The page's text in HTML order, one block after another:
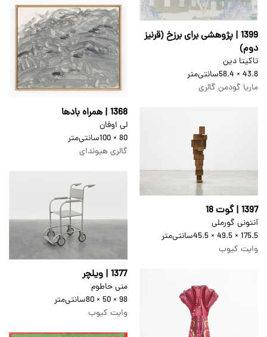
1399 | پژوهشی برای برزخ (قرنیز
دوم)
تاکیتا دین
43.8 × 58.4
سانتی‌متر
ماریا گودمن گالری
1368 | همراه بادها
لی اوفان
80 × 100
سانتی‌متر
گالری هیوندای
1397 | گوت 18
آنتونی گورملی
175.5 × 49.5 × 45.5
سانتی‌متر
وایت کیوب
1377 | ویلچر
منی حاطوم
98 × 50 × 80
سانتی‌متر
وایت کیوب